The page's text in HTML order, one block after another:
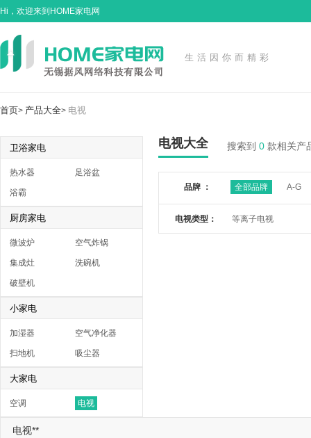
Hi，欢迎来到HOME家电网
生活因你而精彩
首页> 产品大全> 电视
卫浴家电
热水器 足浴盆
浴霸
厨房家电
微波炉 空气炸锅
集成灶 洗碗机
破壁机
小家电
加湿器 空气净化器
扫地机 吸尘器
大家电
空调 电视
电视大全 搜索到 0 款相关产
品牌 ： 全部品牌 A-G
电视类型： 等离子电视
电视**